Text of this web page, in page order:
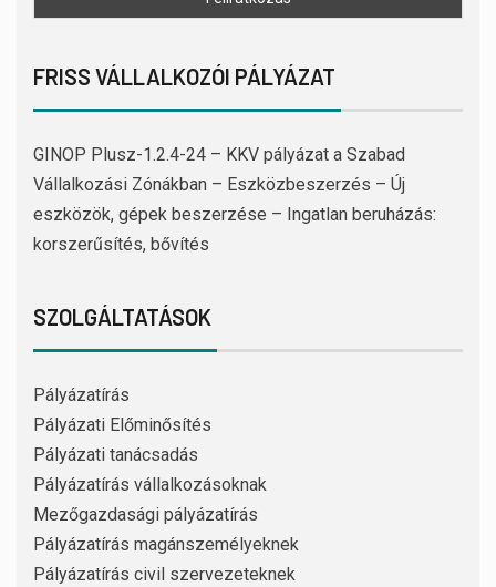
FRISS VÁLLALKOZÓI PÁLYÁZAT
GINOP Plusz-1.2.4-24 – KKV pályázat a Szabad
Vállalkozási Zónákban – Eszközbeszerzés – Új
eszközök, gépek beszerzése – Ingatlan beruházás:
korszerűsítés, bővítés
SZOLGÁLTATÁSOK
Pályázatírás
Pályázati Előminősítés
Pályázati tanácsadás
Pályázatírás vállalkozásoknak
Mezőgazdasági pályázatírás
Pályázatírás magánszemélyeknek
Pályázatírás civil szervezeteknek